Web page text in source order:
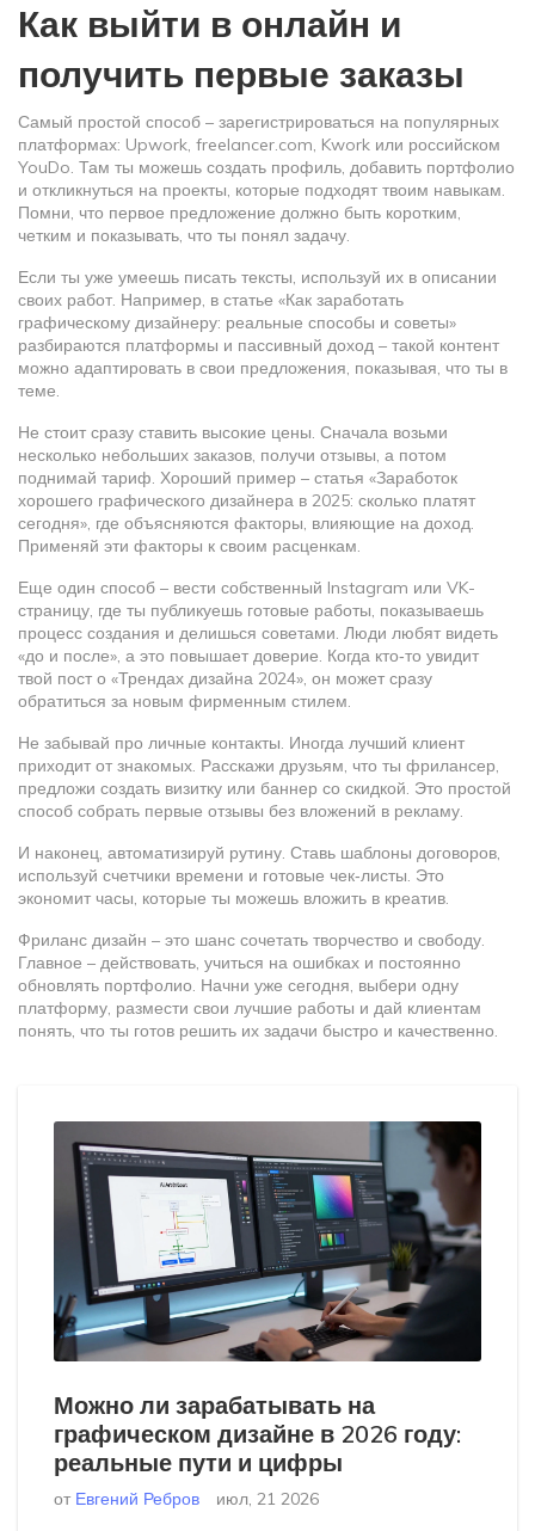
Как выйти в онлайн и
получить первые заказы
Самый простой способ – зарегистрироваться на популярных
платформах: Upwork, freelancer.com, Kwork или российском
YouDo. Там ты можешь создать профиль, добавить портфолио
и откликнуться на проекты, которые подходят твоим навыкам.
Помни, что первое предложение должно быть коротким,
четким и показывать, что ты понял задачу.
Если ты уже умеешь писать тексты, используй их в описании
своих работ. Например, в статье «Как заработать
графическому дизайнеру: реальные способы и советы»
разбираются платформы и пассивный доход – такой контент
можно адаптировать в свои предложения, показывая, что ты в
теме.
Не стоит сразу ставить высокие цены. Сначала возьми
несколько небольших заказов, получи отзывы, а потом
поднимай тариф. Хороший пример – статья «Заработок
хорошего графического дизайнера в 2025: сколько платят
сегодня», где объясняются факторы, влияющие на доход.
Применяй эти факторы к своим расценкам.
Еще один способ – вести собственный Instagram или VK-
страницу, где ты публикуешь готовые работы, показываешь
процесс создания и делишься советами. Люди любят видеть
«до и после», а это повышает доверие. Когда кто‑то увидит
твой пост о «Трендах дизайна 2024», он может сразу
обратиться за новым фирменным стилем.
Не забывай про личные контакты. Иногда лучший клиент
приходит от знакомых. Расскажи друзьям, что ты фрилансер,
предложи создать визитку или баннер со скидкой. Это простой
способ собрать первые отзывы без вложений в рекламу.
И наконец, автоматизируй рутину. Ставь шаблоны договоров,
используй счетчики времени и готовые чек‑листы. Это
экономит часы, которые ты можешь вложить в креатив.
Фриланс дизайн – это шанс сочетать творчество и свободу.
Главное – действовать, учиться на ошибках и постоянно
обновлять портфолио. Начни уже сегодня, выбери одну
платформу, размести свои лучшие работы и дай клиентам
понять, что ты готов решить их задачи быстро и качественно.
Можно ли зарабатывать на
графическом дизайне в 2026 году:
реальные пути и цифры
от Евгений Ребров июл, 21 2026